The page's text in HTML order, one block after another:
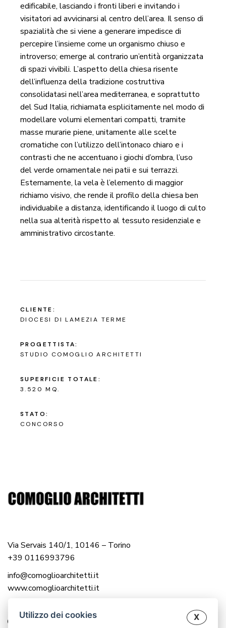
edificabile, lasciando i fronti liberi e invitando i
visitatori ad avvicinarsi al centro dell’area. Il senso di
spazialità che si viene a generare impedisce di
percepire l’insieme come un organismo chiuso e
introverso; emerge al contrario un’entità organizzata
di spazi vivibili. L’aspetto della chiesa risente
dell’influenza della tradizione costruttiva
consolidatasi nell’area mediterranea, e soprattutto
del Sud Italia, richiamata esplicitamente nel modo di
modellare volumi elementari compatti, tramite
masse murarie piene, unitamente alle scelte
cromatiche con l’utilizzo dell’intonaco chiaro e i
contrasti che ne accentuano i giochi d’ombra, l’uso
del verde ornamentale nei patii e sui terrazzi.
Esternamente, la vela è l’elemento di maggior
richiamo visivo, che rende il profilo della chiesa ben
individuabile a distanza, identificando il luogo di culto
nella sua alterità rispetto al tessuto residenziale e
amministrativo circostante.
CLIENTE:
DIOCESI DI LAMEZIA TERME
PROGETTISTA:
STUDIO COMOGLIO ARCHITETTI
SUPERFICIE TOTALE:
3.520 MQ.
STATO:
CONCORSO
Via Servais 140/1, 10146 – Torino
+39 0116993796
info@comoglioarchitetti.it
www.comoglioarchitetti.it
Utilizzo dei cookies X